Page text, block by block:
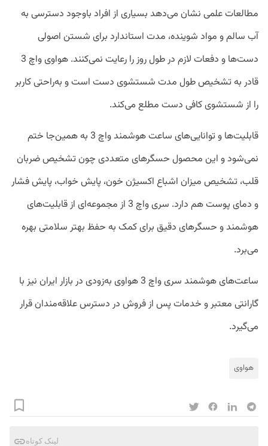
مطالعات علمی نشان می‌دهد بسیاری از افراد باوجود دسترسی به
آب سالم و مواد شوینده، مدت استاندارد برای شستن اصولی
دست‌ها و دفعات لازم در طول روز را رعایت نمی‌کنند. هواوی واچ 3
قادر به تشخیص طول مدت شستشوی دست است و به‌راحتی کاربر
را از شستشوی کافی دست مطلع می‌کند.
قابلیت‌ها و توانایی‌های ساعت هوشمند واچ 3 به همین‌جا ختم
نمی‌شود و این محصول حسگرهای متعددی چون تشخیص ضربان
قلب، تشخیص میزان اشباع اکسیژن خون، پایش خواب، پایش فشار
و دمای پوست هم دارد. سری واچ 3 از مجموعه‌ای از قابلیت‌های
هوشمند و حسگرهای دقیق برای کمک به حفظ بهتر سلامتی بهره
می‌برد.
ساعت‌های هوشمند سری واچ 3 هواوی به‌زودی در بازار ایران نیز با
گارانتی معتبر و خدمات پس از فروش در دسترس علاقه‌مندان قرار
می‌گیرد.
هواوی
لینک کوتاه